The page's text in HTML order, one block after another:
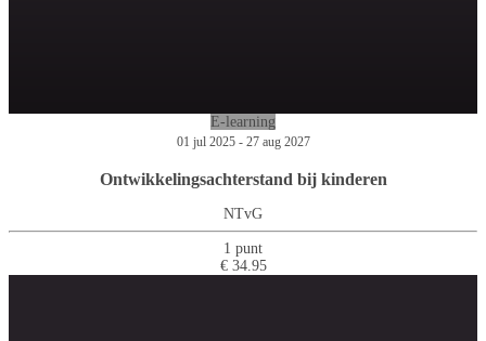
E-learning
01 jul 2025 - 27 aug 2027
Ontwikkelingsachterstand bij kinderen
NTvG
1 punt
€ 34.95